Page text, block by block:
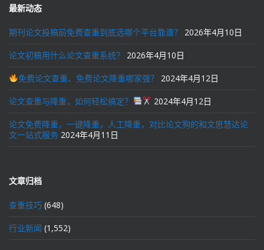
最新动态
期刊论文投稿前免费查重到底选哪个平台靠谱？ 2026年4月10日
论文初稿用什么论文查重系统？ 2026年4月10日
免费论文查重、免费论文降重哪家强？ 2024年4月12日
论文查重与降重，如何轻松搞定？ 2024年4月12日
论文免费降重，一键降重，人工降重，对比论文狗的和文思慧达论
文一站式服务 2024年4月11日
文章归档
查重技巧 (648)
行业新闻 (1,552)